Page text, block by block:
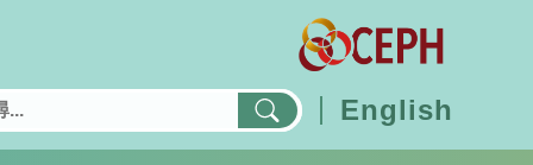
English